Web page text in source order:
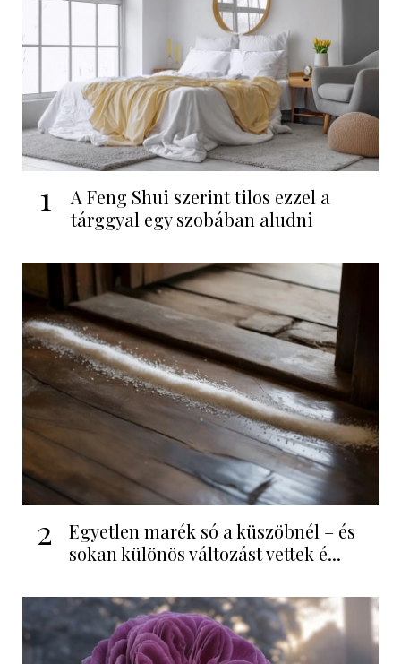
1
A Feng Shui szerint tilos ezzel a
tárggyal egy szobában aludni
2
Egyetlen marék só a küszöbnél – és
sokan különös változást vettek é...